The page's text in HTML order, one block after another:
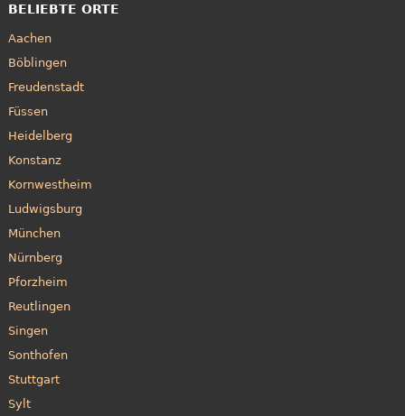
BELIEBTE ORTE
Aachen
Böblingen
Freudenstadt
Füssen
Heidelberg
Konstanz
Kornwestheim
Ludwigsburg
München
Nürnberg
Pforzheim
Reutlingen
Singen
Sonthofen
Stuttgart
Sylt